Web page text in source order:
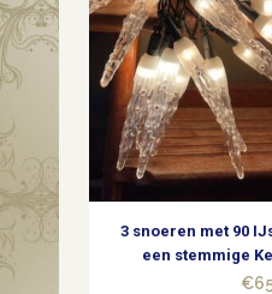
3 snoeren met 90
een stemmige
€